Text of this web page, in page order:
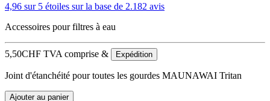
4,96 sur 5 étoiles sur la base de 2.182 avis
Accessoires pour filtres à eau
5,50CHF TVA comprise & Expédition
Joint d'étanchéité pour toutes les gourdes MAUNAWAI Tritan
Ajouter au panier